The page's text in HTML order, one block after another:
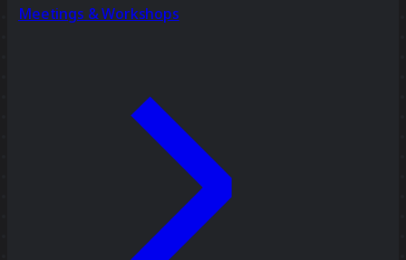
Meetings & Workshops